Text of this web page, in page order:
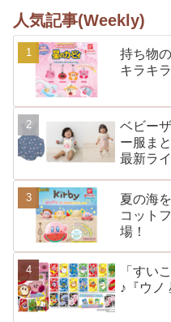
人気記事(Weekly)
持ち物
キラキ
ベビー
ー服ま
最新ラ
夏の海
コット
場！
「すい
♪『ウノ